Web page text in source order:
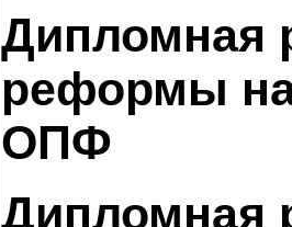
Дипломная
реформы на
ОПФ
Дипломная